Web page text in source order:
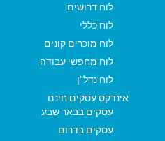
לוח דרושים
לוח כללי
לוח מוכרים קונים
לוח מחפשי עבודה
לוח נדל"ן
אינדקס עסקים חינם
עסקים בבאר שבע
עסקים בדרום